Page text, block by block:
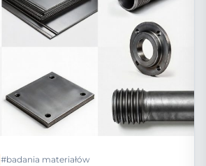
#badania materiałów